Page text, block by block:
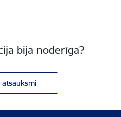
bija noderīga?
atsauksmi